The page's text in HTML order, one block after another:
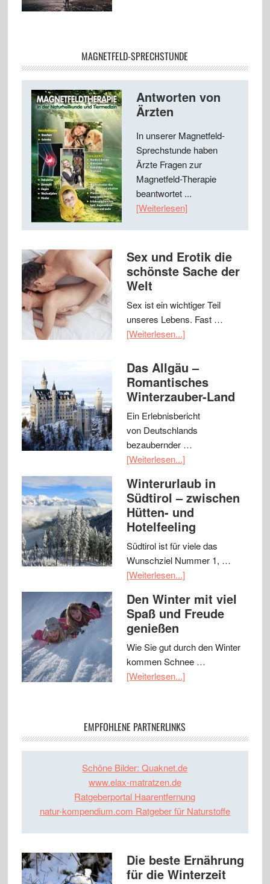
MAGNETFELD-SPRECHSTUNDE
Antworten von
Ärzten
In unserer Magnetfeld-
Sprechstunde haben
Ärzte Fragen zur
Magnetfeld-Therapie
beantwortet ...
[Weiterlesen]
Sex und Erotik die
schönste Sache der
Welt
Sex ist ein wichtiger Teil
unseres Lebens. Fast …
[Weiterlesen...]
Das Allgäu –
Romantisches
Winterzauber-Land
Ein Erlebnisbericht
von Deutschlands
bezaubernder …
[Weiterlesen...]
Winterurlaub in
Südtirol – zwischen
Hütten- und
Hotelfeeling
Südtirol ist für viele das
Wunschziel Nummer 1, …
[Weiterlesen...]
Den Winter mit viel
Spaß und Freude
genießen
Wie Sie gut durch den Winter
kommen Schnee …
[Weiterlesen...]
EMPFOHLENE PARTNERLINKS
Schöne Bilder: Quaknet.de
www.elax-matratzen.de
Ratgeberportal Haarentfernung
natur-kompendium.com Ratgeber für Naturstoffe
Die beste Ernährung
für die Winterzeit